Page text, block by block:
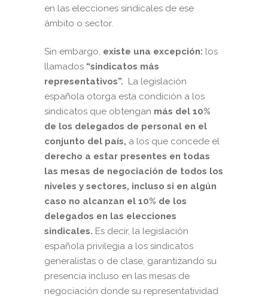
en las elecciones sindicales de ese
ámbito o sector.
Sin embargo, existe una excepción: los
llamados “sindicatos más
representativos”.
La legislación
española otorga esta condición a los
sindicatos que obtengan más del 10%
de los delegados de personal en el
conjunto del país, a los que concede el
derecho a estar presentes en todas
las mesas de negociación de todos los
niveles y sectores, incluso si en algún
caso no alcanzan el 10% de los
delegados en las elecciones
sindicales. Es decir, la legislación
española privilegia a los sindicatos
generalistas o de clase, garantizando su
presencia incluso en las mesas de
negociación donde su representatividad